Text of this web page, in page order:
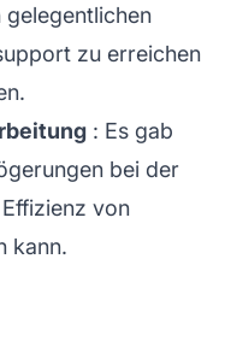
zu erreichen
: Es gab
bei der
von
kann.